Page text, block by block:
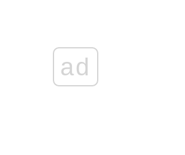
ad